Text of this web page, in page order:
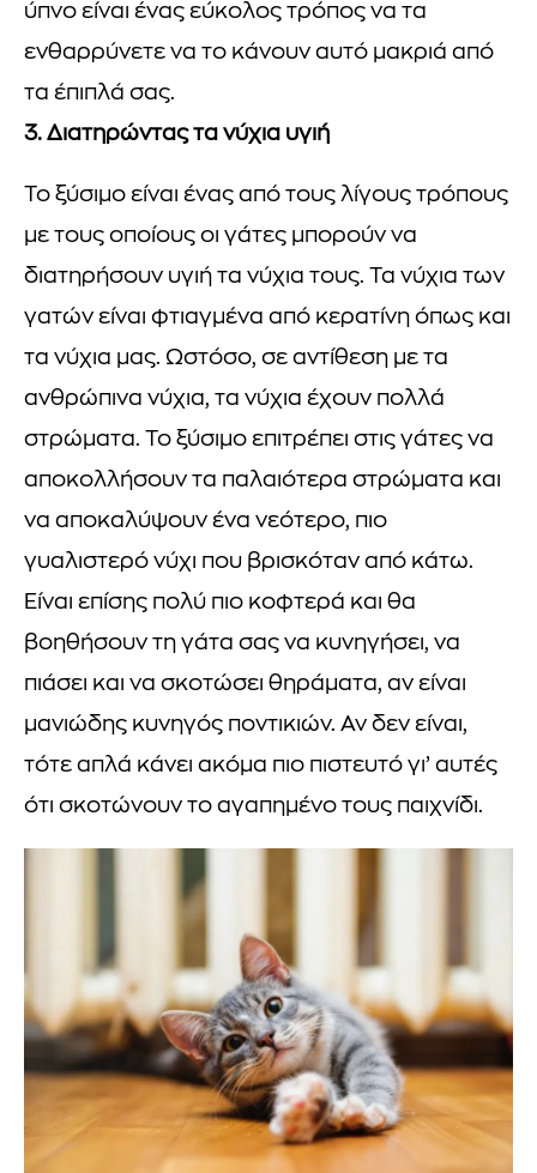
ύπνο είναι ένας εύκολος τρόπος να τα
ενθαρρύνετε να το κάνουν αυτό μακριά από
τα έπιπλά σας.
3. Διατηρώντας τα νύχια υγιή
Το ξύσιμο είναι ένας από τους λίγους τρόπους
με τους οποίους οι γάτες μπορούν να
διατηρήσουν υγιή τα νύχια τους. Τα νύχια των
γατών είναι φτιαγμένα από κερατίνη όπως και
τα νύχια μας. Ωστόσο, σε αντίθεση με τα
ανθρώπινα νύχια, τα νύχια έχουν πολλά
στρώματα. Το ξύσιμο επιτρέπει στις γάτες να
αποκολλήσουν τα παλαιότερα στρώματα και
να αποκαλύψουν ένα νεότερο, πιο
γυαλιστερό νύχι που βρισκόταν από κάτω.
Είναι επίσης πολύ πιο κοφτερά και θα
βοηθήσουν τη γάτα σας να κυνηγήσει, να
πιάσει και να σκοτώσει θηράματα, αν είναι
μανιώδης κυνηγός ποντικιών. Αν δεν είναι,
τότε απλά κάνει ακόμα πιο πιστευτό γι’ αυτές
ότι σκοτώνουν το αγαπημένο τους παιχνίδι.